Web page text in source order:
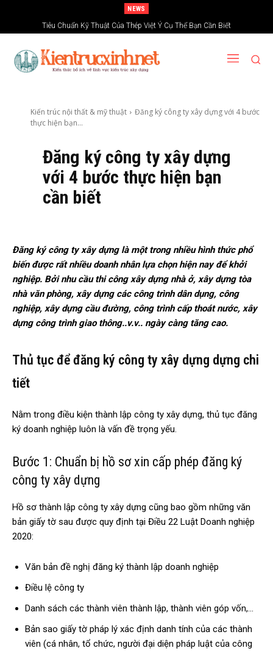
NEWS
Tiêu Chuẩn Kỹ Thuật Của Thép Việt Ý Cụ Thể Bạn Cần Biết
Kiến trúc nội thất & mỹ thuật
Đăng ký công ty xây dựng với 4 bước
thực hiện bạn...
Đăng ký công ty xây dựng
với 4 bước thực hiện bạn
cần biết
Đăng ký công ty xây dựng là một trong nhiều hình thức phổ
biến được rất nhiều doanh nhân lựa chọn hiện nay để khởi
nghiệp. Bởi nhu cầu thi công xây dựng nhà ở, xây dựng tòa
nhà văn phòng, xây dựng các công trình dân dụng, công
nghiệp, xây dựng cầu đường, công trình cấp thoát nước, xây
dựng công trình giao thông..v.v.. ngày càng tăng cao.
Thủ tục để đăng ký công ty xây dựng dựng chi
tiết
Nằm trong điều kiện thành lập công ty xây dựng, thủ tục đăng
ký doanh nghiệp luôn là vấn đề trọng yếu.
Bước 1: Chuẩn bị hồ sơ xin cấp phép đăng ký
công ty xây dựng
Hồ sơ thành lập công ty xây dựng cũng bao gồm những văn
bản giấy tờ sau được quy định tại Điều 22 Luật Doanh nghiệp
2020:
Văn bản đề nghị đăng ký thành lập doanh nghiệp
Điều lệ công ty
Danh sách các thành viên thành lập, thành viên góp vốn,…
Bản sao giấy tờ pháp lý xác định danh tính của các thành
viên (cá nhân, tổ chức, người đại diện pháp luật của công